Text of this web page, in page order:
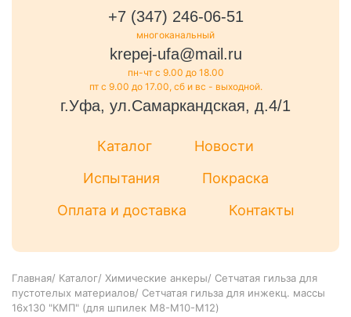
+7 (347) 246-06-51
многоканальный
krepej-ufa@mail.ru
пн-чт с 9.00 до 18.00
пт с 9.00 до 17.00, сб и вс - выходной.
г.Уфа, ул.Самаркандская, д.4/1
Каталог
Новости
Испытания
Покраска
Оплата и доставка
Контакты
Главная/ Каталог/ Химические анкеры/ Сетчатая гильза для
пустотелых материалов/ Сетчатая гильза для инжекц. массы
16х130 "КМП" (для шпилек M8-M10-M12)